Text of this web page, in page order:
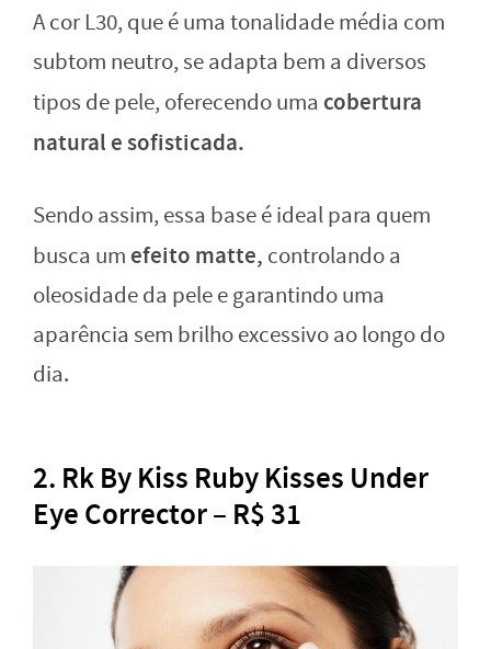
A cor L30, que é uma tonalidade média com
subtom neutro, se adapta bem a diversos
tipos de pele, oferecendo uma cobertura
natural e sofisticada.
Sendo assim, essa base é ideal para quem
busca um efeito matte, controlando a
oleosidade da pele e garantindo uma
aparência sem brilho excessivo ao longo do
dia.
2. Rk By Kiss Ruby Kisses Under
Eye Corrector – R$ 31